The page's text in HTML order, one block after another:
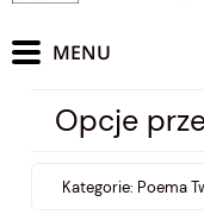
Opcje
Kategorie: Poema